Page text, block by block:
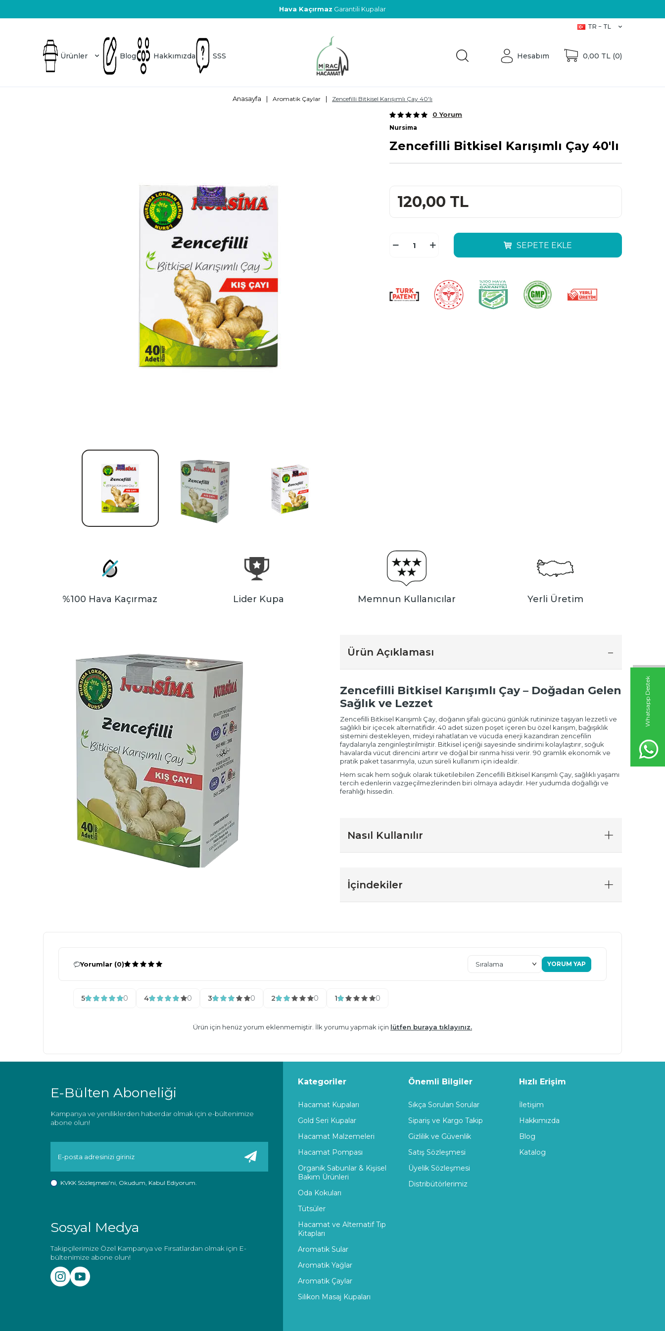
W
h
t
s
a
p
p
D
e
s
t
e
k
H
a
t
t
Hava Kaçırmaz Garantili Kupalar
TR − TL
Ürünler Blog Hakkımızda SSS Hesabım 0,00 TL (0)
Anasayfa | Aromatik Çaylar | Zencefilli Bitkisel Karışımlı Çay 40'lı
0 Yorum
Nursima
Zencefilli Bitkisel Karışımlı Çay 40'lı
120,00 TL
SEPETE EKLE
%100 Hava Kaçırmaz Lider Kupa Memnun Kullanıcılar Yerli Üretim
Ürün Açıklaması
Zencefilli Bitkisel Karışımlı Çay – Doğadan Gelen
Sağlık ve Lezzet
Zencefilli Bitkisel Karışımlı Çay, doğanın şifalı gücünü günlük rutininize taşıyan lezzetli ve
sağlıklı bir içecek alternatifidir. 40 adet süzen poşet içeren bu özel karışım, bağışıklık
sistemini destekleyen, mideyi rahatlatan ve vücuda enerji kazandıran zencefilin
faydalarıyla zenginleştirilmiştir. Bitkisel içeriği sayesinde sindirimi kolaylaştırır, soğuk
havalarda vücut direncini artırır ve doğal bir ısınma hissi verir. 90 gramlık ekonomik ve
pratik paket tasarımıyla, uzun süreli kullanım için idealdir.
Hem sıcak hem soğuk olarak tüketilebilen Zencefilli Bitkisel Karışımlı Çay, sağlıklı yaşamı
tercih edenlerin vazgeçilmezlerinden biri olmaya adaydır. Her yudumda doğallığı ve
ferahlığı hissedin.
Nasıl Kullanılır
İçindekiler
Yorumlar (0) YORUM YAP
5 0 4 0 3 0 2 0 1 0
Ürün için henüz yorum eklenmemiştir. İlk yorumu yapmak için lütfen buraya tıklayınız.
E-Bülten Aboneliği
Kampanya ve yeniliklerden haberdar olmak için e-bültenimize
abone olun!
KVKK Sözleşmesi'ni, Okudum, Kabul Ediyorum.
Sosyal Medya
Takipçilerimize Özel Kampanya ve Fırsatlardan olmak için E-
bültenimize abone olun!
Kategoriler
Hacamat Kupaları
Gold Seri Kupalar
Hacamat Malzemeleri
Hacamat Pompası
Organik Sabunlar & Kişisel
Bakım Ürünleri
Oda Kokuları
Tütsüler
Hacamat ve Alternatif Tıp
Kitapları
Aromatik Sular
Aromatik Yağlar
Aromatik Çaylar
Silikon Masaj Kupaları
Önemli Bilgiler
Sıkça Sorulan Sorular
Sipariş ve Kargo Takip
Gizlilik ve Güvenlik
Satış Sözleşmesi
Üyelik Sözleşmesi
Distribütörlerimiz
Hızlı Erişim
İletişim
Hakkımızda
Blog
Katalog